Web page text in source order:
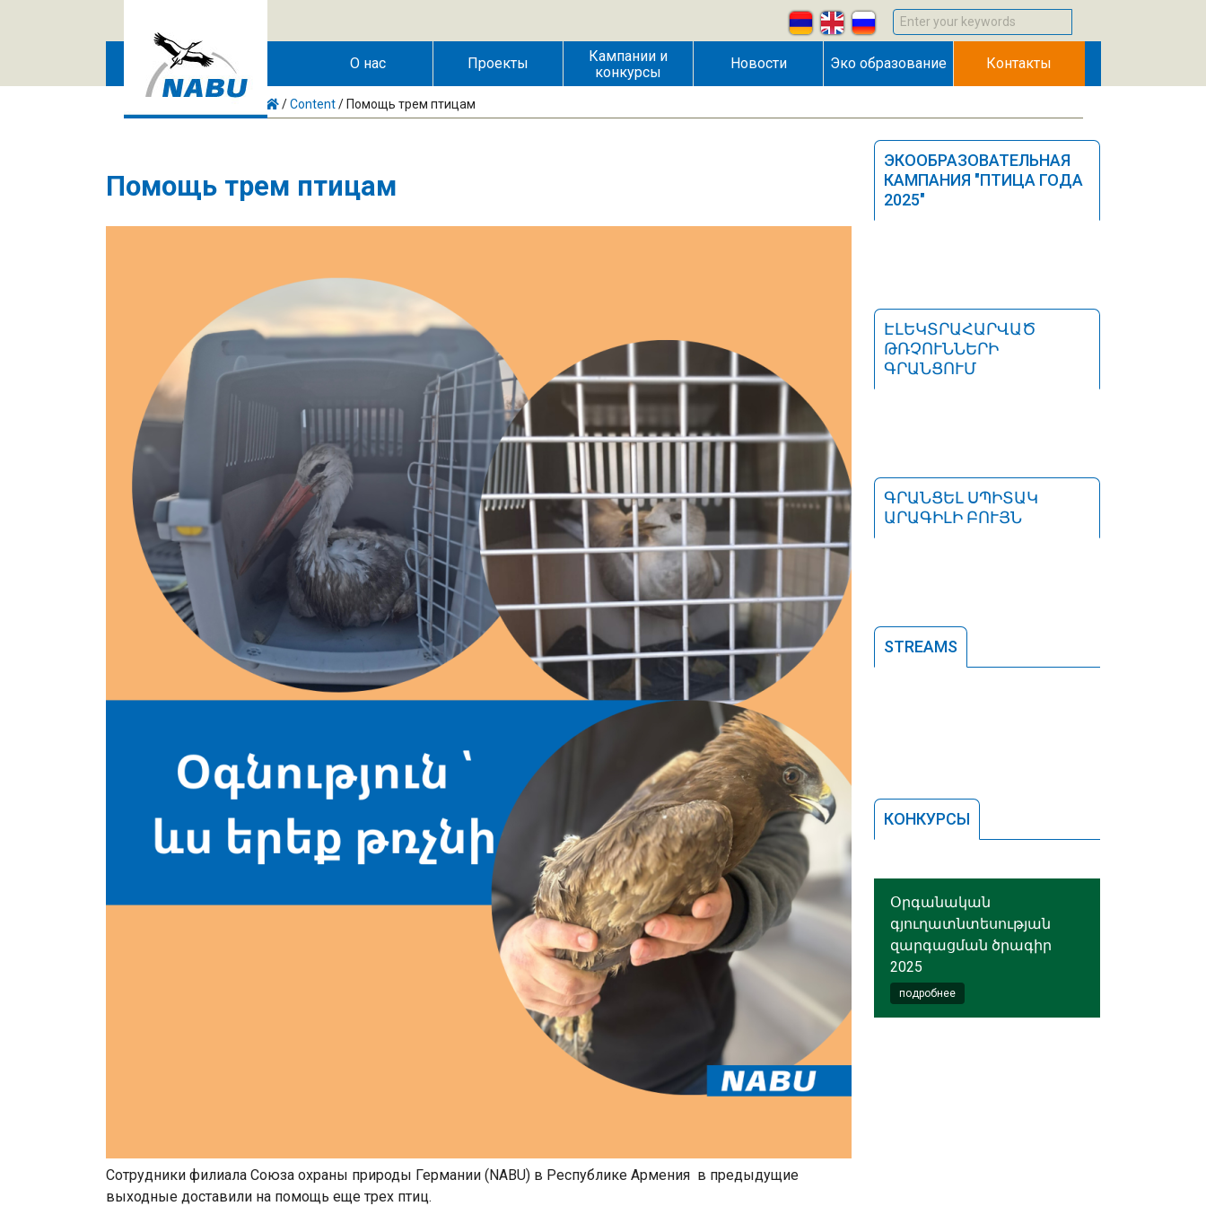
Enter your keywords
О нас Проекты
Кампании и
конкурсы
Новости Эко образование Контакты
/Content/ Помощь трем птицам
Помощь трем птицам
Сотрудники филиала Союза охраны природы Германии (NABU) в Республике Армения в предыдущие
выходные доставили на помощь еще трех птиц.
ЭКООБРАЗОВАТЕЛЬНАЯ
КАМПАНИЯ "ПТИЦА ГОДА
2025"
ԷԼԵԿՏՐԱՀԱՐՎԱԾ
ԹՌՉՈՒՆՆԵՐԻ
ԳՐԱՆՑՈՒՄ
ԳՐԱՆՑԵԼ ՍՊԻՏԱԿ
ԱՐԱԳԻԼԻ ԲՈՒՅՆ
STREAMS
КОНКУРСЫ
Օրգանական
գյուղատնտեսության
զարգացման ծրագիր
2025
подробнее